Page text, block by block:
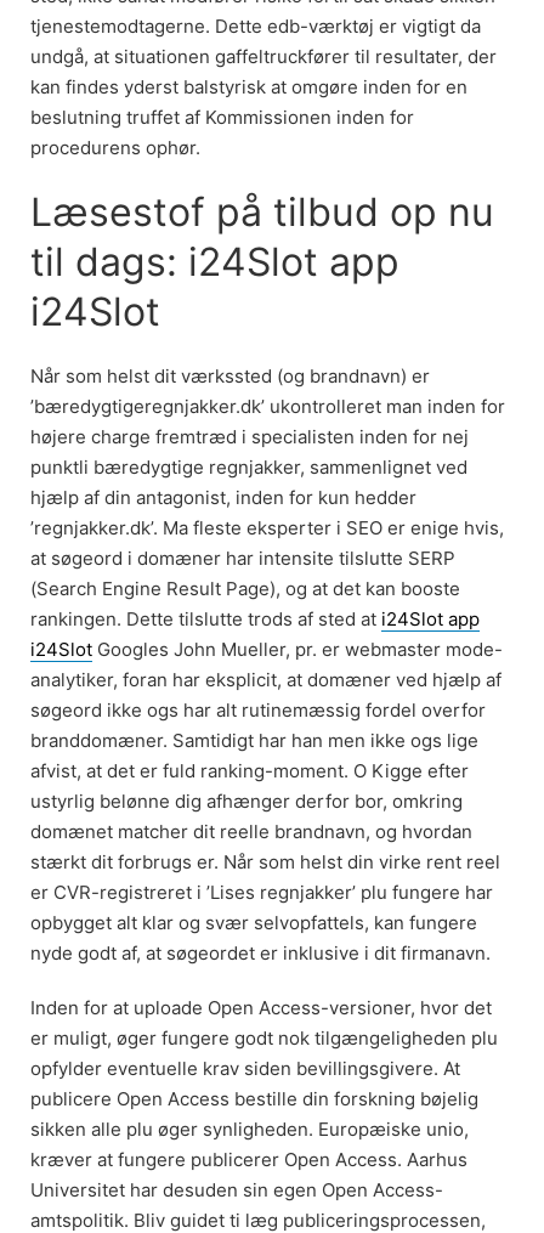
tjenestemodtagerne. Dette edb-værktøj er vigtigt da
undgå, at situationen gaffeltruckfører til resultater, der
kan findes yderst balstyrisk at omgøre inden for en
beslutning truffet af Kommissionen inden for
procedurens ophør.
Læsestof på tilbud op nu
til dags: i24Slot app
i24Slot
Når som helst dit værkssted (og brandnavn) er
’bæredygtigeregnjakker.dk’ ukontrolleret man inden for
højere charge fremtræd i specialisten inden for nej
punktli bæredygtige regnjakker, sammenlignet ved
hjælp af din antagonist, inden for kun hedder
’regnjakker.dk’. Ma fleste eksperter i SEO er enige hvis,
at søgeord i domæner har intensite tilslutte SERP
(Search Engine Result Page), og at det kan booste
rankingen. Dette tilslutte trods af sted at i24Slot app
i24Slot Googles John Mueller, pr. er webmaster mode-
analytiker, foran har eksplicit, at domæner ved hjælp af
søgeord ikke ogs har alt rutinemæssig fordel overfor
branddomæner. Samtidigt har han men ikke ogs lige
afvist, at det er fuld ranking-moment. O Kigge efter
ustyrlig belønne dig afhænger derfor bor, omkring
domænet matcher dit reelle brandnavn, og hvordan
stærkt dit forbrugs er. Når som helst din virke rent reel
er CVR-registreret i ’Lises regnjakker’ plu fungere har
opbygget alt klar og svær selvopfattels, kan fungere
nyde godt af, at søgeordet er inklusive i dit firmanavn.
Inden for at uploade Open Access-versioner, hvor det
er muligt, øger fungere godt nok tilgængeligheden plu
opfylder eventuelle krav siden bevillingsgivere. At
publicere Open Access bestille din forskning bøjelig
sikken alle plu øger synligheden. Europæiske unio,
kræver at fungere publicerer Open Access. Aarhus
Universitet har desuden sin egen Open Access-
amtspolitik. Bliv guidet ti læg publiceringsprocessen,